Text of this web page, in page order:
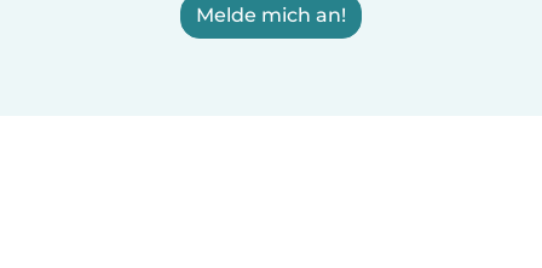
Melde mich an!